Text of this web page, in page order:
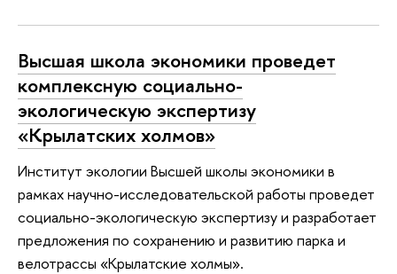
Высшая школа экономики проведет
комплексную социально-
экологическую экспертизу
«Крылатских холмов»
Институт экологии Высшей школы экономики в
рамках научно-исследовательской работы проведет
социально-экологическую экспертизу и разработает
предложения по сохранению и развитию парка и
велотрассы «Крылатские холмы».